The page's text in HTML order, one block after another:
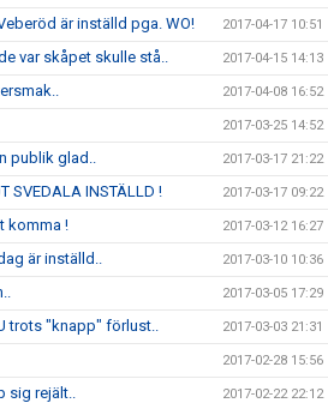
är inställd pga. WO! 2017-04-17 10:51
var skåpet skulle stå.. 2017-04-15 14:13
2017-04-08 16:52
2017-03-25 14:52
publik glad.. 2017-03-17 21:22
SVEDALA INSTÄLLD ! 2017-03-17 09:22
komma ! 2017-03-12 16:27
är inställd.. 2017-03-10 10:36
2017-03-05 17:29
trots "knapp" förlust.. 2017-03-03 21:31
2017-02-28 15:56
sig rejält.. 2017-02-22 22:12